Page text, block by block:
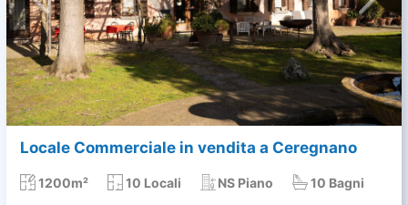
Locale Commerciale in vendita a Ceregnano
1200m² 10 Locali NS Piano 10 Bagni